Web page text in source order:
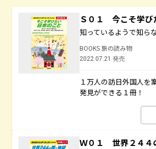
Ｓ０１ 今こそ学び
知っているようで知ら
BOOKS 旅の読み物
2022.07.21 発売
１万人の訪日外国人を
発見ができる１冊！
Ｗ０１ 世界２４